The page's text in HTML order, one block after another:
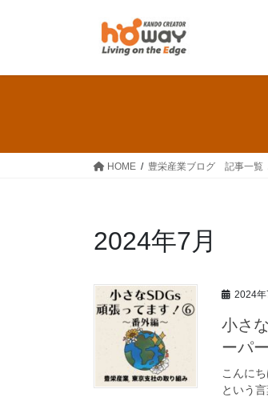
HOME 豊栄産業ブログ 記事一覧
2024年7月
2024年
小さ
ーパ
こんに
という